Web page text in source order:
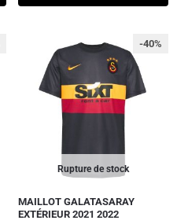
Rupture de stock
-40%
MAILLOT GALATASARAY
EXTÉRIEUR 2021 2022